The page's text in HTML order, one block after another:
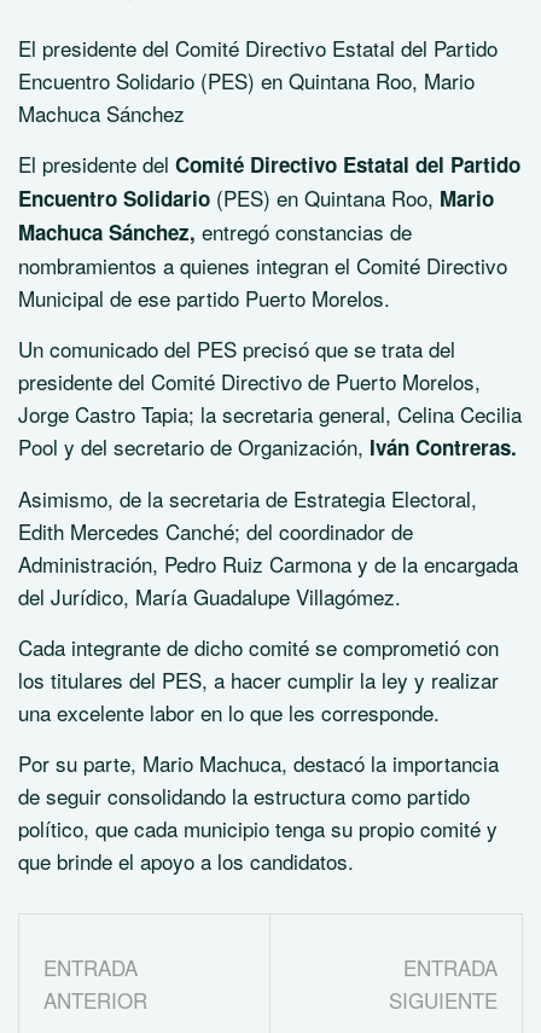
El presidente del Comité Directivo Estatal del Partido
Encuentro Solidario (PES) en Quintana Roo, Mario
Machuca Sánchez
El presidente del Comité Directivo Estatal del Partido
Encuentro Solidario (PES) en Quintana Roo, Mario
Machuca Sánchez, entregó constancias de
nombramientos a quienes integran el Comité Directivo
Municipal de ese partido Puerto Morelos.
Un comunicado del PES precisó que se trata del
presidente del Comité Directivo de Puerto Morelos,
Jorge Castro Tapia; la secretaria general, Celina Cecilia
Pool y del secretario de Organización, Iván Contreras.
Asimismo, de la secretaria de Estrategia Electoral,
Edith Mercedes Canché; del coordinador de
Administración, Pedro Ruiz Carmona y de la encargada
del Jurídico, María Guadalupe Villagómez.
Cada integrante de dicho comité se comprometió con
los titulares del PES, a hacer cumplir la ley y realizar
una excelente labor en lo que les corresponde.
Por su parte, Mario Machuca, destacó la importancia
de seguir consolidando la estructura como partido
político, que cada municipio tenga su propio comité y
que brinde el apoyo a los candidatos.
ENTRADA
ANTERIOR
ENTRADA
SIGUIENTE